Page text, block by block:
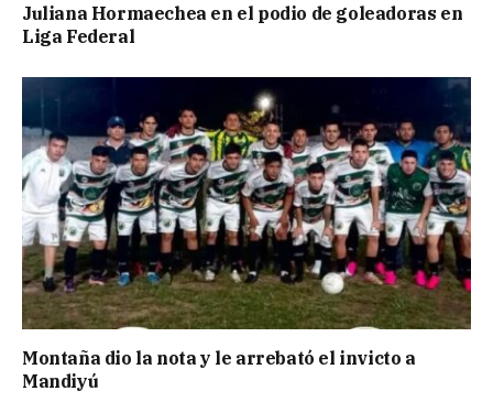
Juliana Hormaechea en el podio de goleadoras en
Liga Federal
Montaña dio la nota y le arrebató el invicto a
Mandiyú